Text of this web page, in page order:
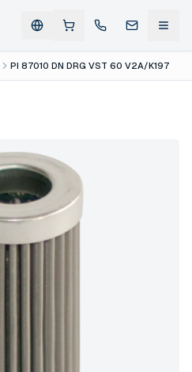
PI 87010 DN DRG VST 60 V2A/K197